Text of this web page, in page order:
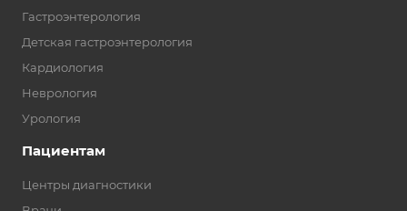
Гастроэнтерология
Детская гастроэнтерология
Кардиология
Неврология
Урология
Пациентам
Центры диагностики